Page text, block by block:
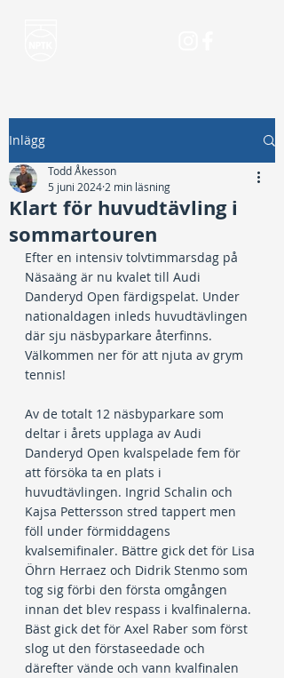
Inlägg
Klart för huvudtävling i
sommartouren
Todd Åkesson
5 juni 2024 2 min läsning
Efter en intensiv tolvtimmarsdag på
Näsaäng är nu kvalet till Audi
Danderyd Open färdigspelat. Under
nationaldagen inleds huvudtävlingen
där sju näsbyparkare återfinns.
Välkommen ner för att njuta av grym
tennis!
Av de totalt 12 näsbyparkare som
deltar i årets upplaga av Audi
Danderyd Open kvalspelade fem för
att försöka ta en plats i
huvudtävlingen. Ingrid Schalin och
Kajsa Pettersson stred tappert men
föll under förmiddagens
kvalsemifinaler. Bättre gick det för Lisa
Öhrn Herraez och Didrik Stenmo som
tog sig förbi den första omgången
innan det blev respass i kvalfinalerna.
Bäst gick det för Axel Raber som först
slog ut den förstaseedade och
därefter vände och vann kvalfinalen